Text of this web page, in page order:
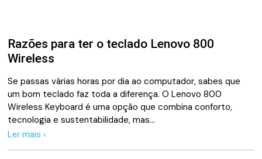
Razões para ter o teclado Lenovo 800
Wireless
Se passas várias horas por dia ao computador, sabes que
um bom teclado faz toda a diferença. O Lenovo 800
Wireless Keyboard é uma opção que combina conforto,
tecnologia e sustentabilidade, mas…
Ler mais ›